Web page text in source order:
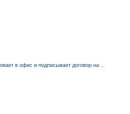
в офис и подписывает договор на ...